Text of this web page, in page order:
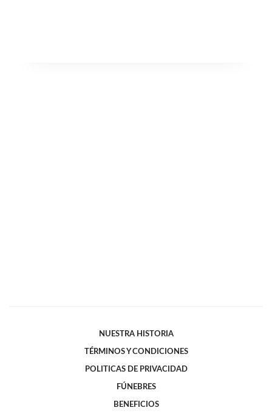
NUESTRA HISTORIA
TÉRMINOS Y CONDICIONES
POLITICAS DE PRIVACIDAD
FÚNEBRES
BENEFICIOS